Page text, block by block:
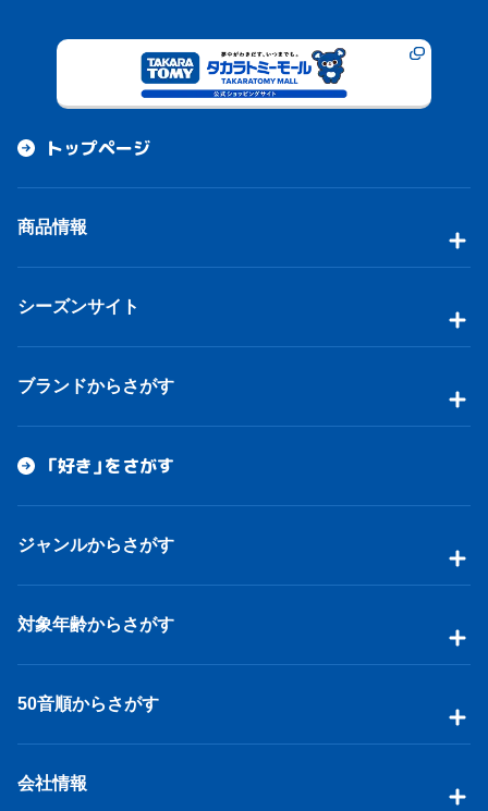
トップページ
商品情報
シーズンサイト
ブランドからさがす
「好き」をさがす
ジャンルからさがす
対象年齢からさがす
50音順からさがす
会社情報